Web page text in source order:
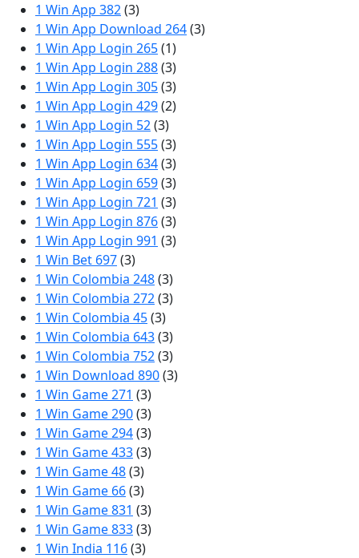
1 Win App 382(3)
1 Win App Download 264(3)
1 Win App Login 265(1)
1 Win App Login 288(3)
1 Win App Login 305(3)
1 Win App Login 429(2)
1 Win App Login 52(3)
1 Win App Login 555(3)
1 Win App Login 634(3)
1 Win App Login 659(3)
1 Win App Login 721 (3)
1 Win App Login 876(3)
1 Win App Login 991 (3)
1 Win Bet 697(3)
1 Win Colombia 248(3)
1 Win Colombia 272(3)
1 Win Colombia 45(3)
1 Win Colombia 643(3)
1 Win Colombia 752(3)
1 Win Download 890(3)
1 Win Game 271 (3)
1 Win Game 290(3)
1 Win Game 294(3)
1 Win Game 433(3)
1 Win Game 48(3)
1 Win Game 66(3)
1 Win Game 831 (3)
1 Win Game 833(3)
1 Win India 116(3)